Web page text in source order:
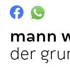
mann
der